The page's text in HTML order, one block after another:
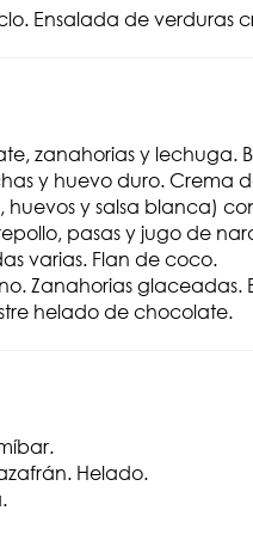
Ensalada de verduras
zanahorias y lechuga.
y huevo duro. Crema
huevos y salsa blanca)
pasas y jugo de
varias. Flan de coco.
Zanahorias
helado de chocolate.
Helado.